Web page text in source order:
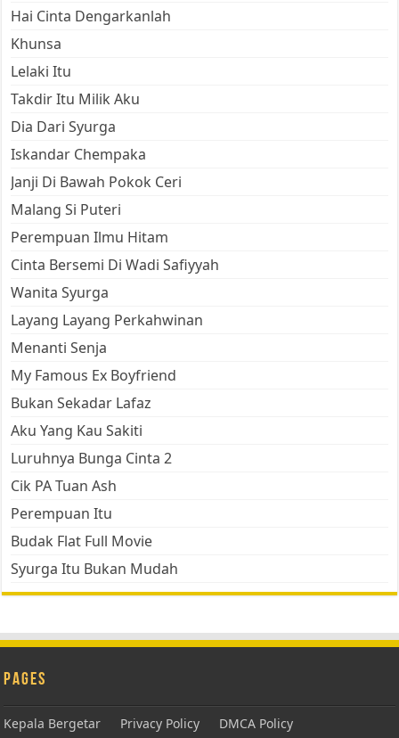
Hai Cinta Dengarkanlah
Khunsa
Lelaki Itu
Takdir Itu Milik Aku
Dia Dari Syurga
Iskandar Chempaka
Janji Di Bawah Pokok Ceri
Malang Si Puteri
Perempuan Ilmu Hitam
Cinta Bersemi Di Wadi Safiyyah
Wanita Syurga
Layang Layang Perkahwinan
Menanti Senja
My Famous Ex Boyfriend
Bukan Sekadar Lafaz
Aku Yang Kau Sakiti
Luruhnya Bunga Cinta 2
Cik PA Tuan Ash
Perempuan Itu
Budak Flat Full Movie
Syurga Itu Bukan Mudah
Pages
Kepala Bergetar Privacy Policy DMCA Policy